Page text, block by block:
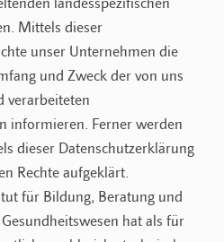
Mittels dieser
unser Unternehmen die
und Zweck der von uns
verarbeiteten
informieren. Ferner werden
dieser Datenschutzerklärung
Rechte aufgeklärt.
für Bildung, Beratung und
hat als für